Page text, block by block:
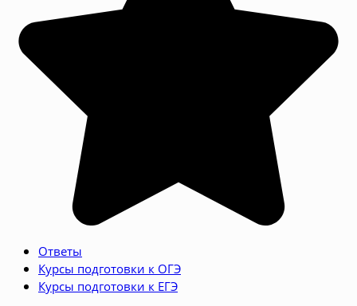
Ответы
Курсы подготовки к ОГЭ
Курсы подготовки к ЕГЭ